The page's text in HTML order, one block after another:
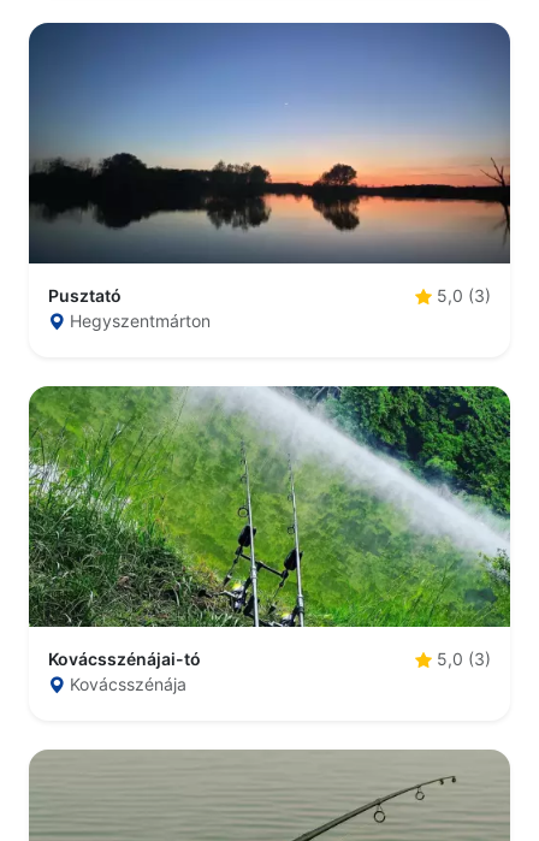
Pusztató
5,0 (3)
Hegyszentmárton
Kovácsszénájai-tó
5,0 (3)
Kovácsszénája